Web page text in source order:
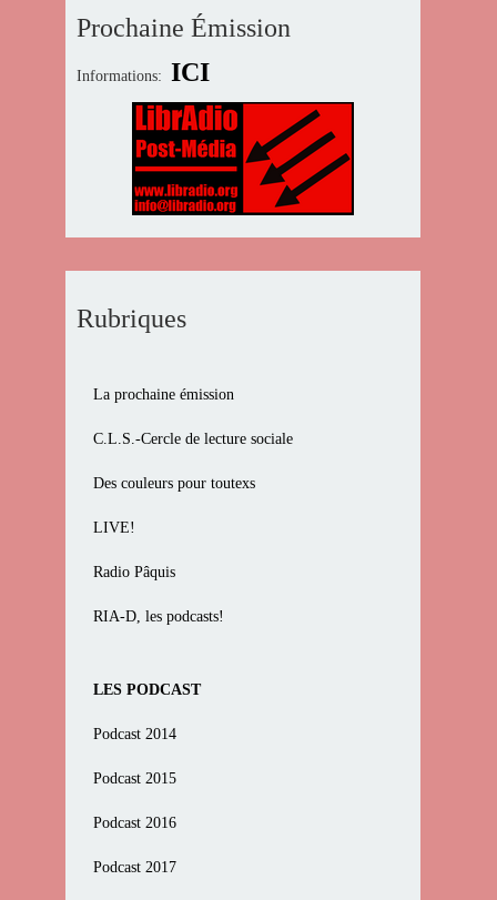
Prochaine Émission
Informations: ICI
Rubriques
La prochaine émission
C.L.S.-Cercle de lecture sociale
Des couleurs pour toutexs
LIVE!
Radio Pâquis
RIA-D, les podcasts!
LES PODCAST
Podcast 2014
Podcast 2015
Podcast 2016
Podcast 2017